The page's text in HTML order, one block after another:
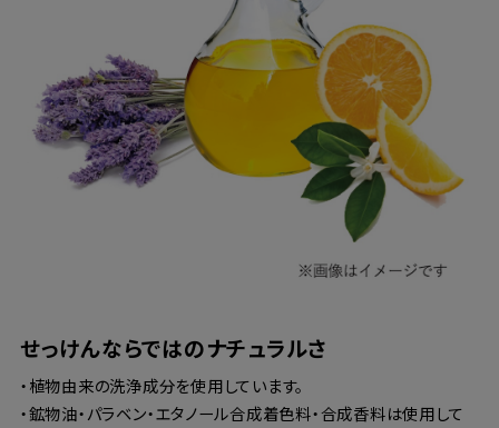
せっけんならではのナチュラルさ
・植物由来の洗浄成分を使用しています。
・鉱物油・パラベン・エタノール合成着色料・合成香料は使用して